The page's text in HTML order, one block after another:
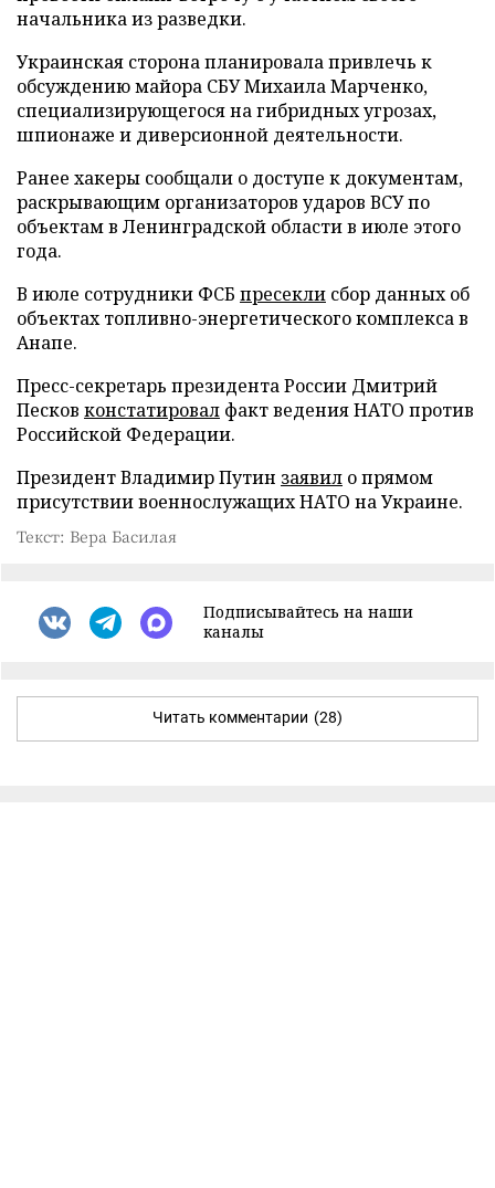
начальника из разведки.
Украинская сторона планировала привлечь к
обсуждению майора СБУ Михаила Марченко,
специализирующегося на гибридных угрозах,
шпионаже и диверсионной деятельности.
Ранее хакеры сообщали о доступе к документам,
раскрывающим организаторов ударов ВСУ по
объектам в Ленинградской области в июле этого
года.
В июле сотрудники ФСБ пресекли сбор данных об
объектах топливно-энергетического комплекса в
Анапе.
Пресс-секретарь президента России Дмитрий
Песков констатировал факт ведения НАТО против
Российской Федерации.
Президент Владимир Путин заявил о прямом
присутствии военнослужащих НАТО на Украине.
Текст: Вера Басилая
Подписывайтесь на наши
каналы
Читать комментарии (28)